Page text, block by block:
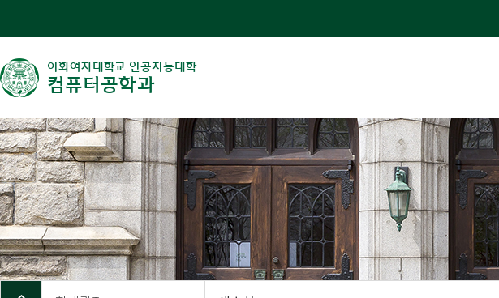
이화여자대학교 인공지능대학
컴퓨터공학과